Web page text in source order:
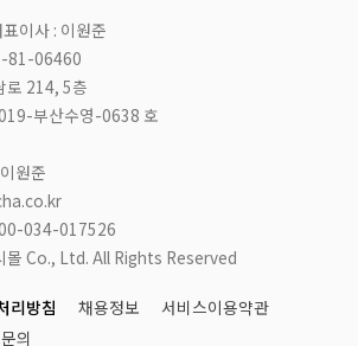
이사 : 이원준
81-06460
로 214, 5층
부산수영-0638 호
원준
034-017526
Co., Ltd. All Rights Reserved
리방침 채용정보
서비스이용약관
의